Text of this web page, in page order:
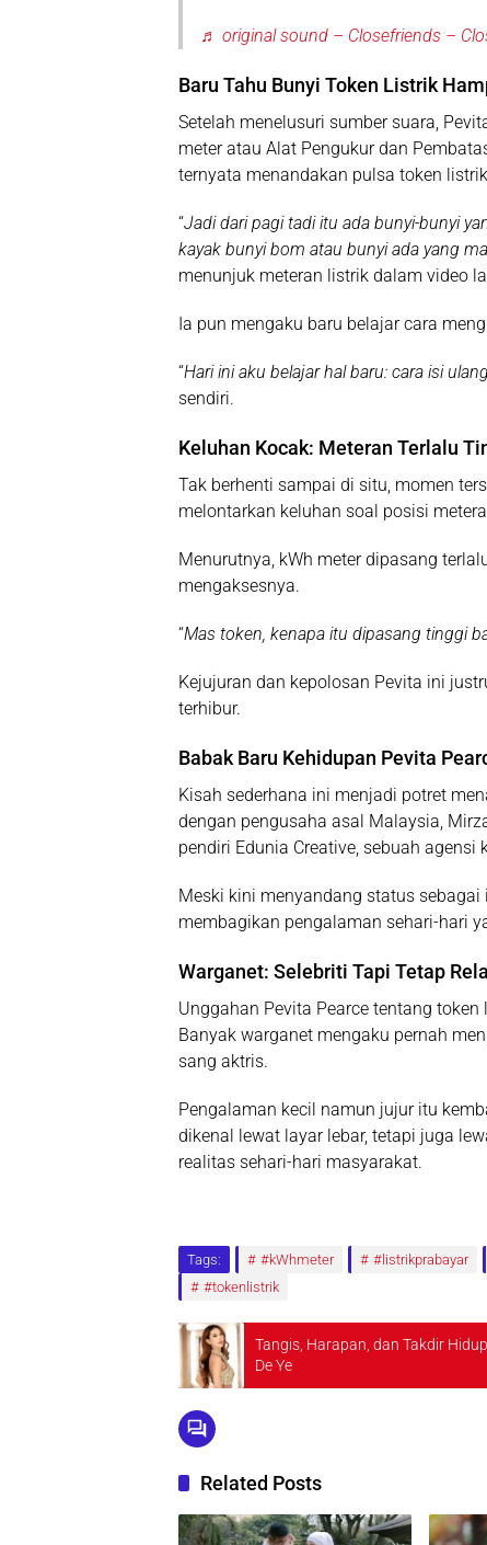
♬ original sound – Closefriends –
Baru Tahu Bunyi Token Listrik
Setelah menelusuri sumber suara,
meter atau Alat Pengukur dan
ternyata menandakan pulsa token
“Jadi dari pagi tadi itu ada bunyi-bunyi
kayak bunyi bom atau bunyi ada yang
menunjuk meteran listrik dalam video
Ia pun mengaku baru belajar cara
“Hari ini aku belajar hal baru: cara isi
sendiri.
Keluhan Kocak: Meteran Terlalu
Tak berhenti sampai di situ, momen
melontarkan keluhan soal posisi
Menurutnya, kWh meter dipasang
mengaksesnya.
“Mas token, kenapa itu dipasang tinggi
Kejujuran dan kepolosan Pevita ini
terhibur.
Babak Baru Kehidupan Pevita
Kisah sederhana ini menjadi potret
dengan pengusaha asal Malaysia,
pendiri Edunia Creative , sebuah
Meski kini menyandang status
membagikan pengalaman sehari-hari
Warganet: Selebriti Tapi Tetap
Unggahan Pevita Pearce tentang
Banyak warganet mengaku pernah
sang aktris.
Pengalaman kecil namun jujur itu
dikenal lewat layar lebar, tetapi juga
realitas sehari-hari masyarakat.
Tags: #kWhmeter #listrikprabayar
#tokenlistrik
Tangis, Harapan, dan Takdir
De Ye
Related Posts